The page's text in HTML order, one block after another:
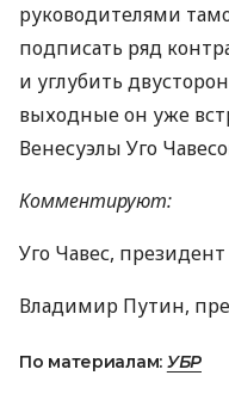
руководителями
подписать ряд
и углубить
выходные он уже
Венесуэлы Уго
Комментируют:
Уго Чавес,
Владимир Путин,
По материалам: УБР